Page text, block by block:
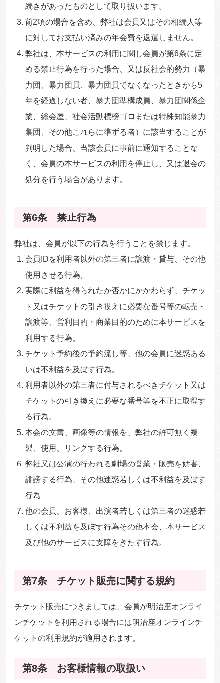
続きがあったものとして取り扱います。
前2項の場合を含め、弊社は会員又はその相続人等
に対してお支払い済みの年会費を返還しません。
弊社は、本サービスの利用に関し会員が第6条に定
める禁止行為を行った場合、又は反社会的勢力（暴
力団、暴力団員、暴力団員でなくなったときから5
年を経過しない者、暴力団準構成員、暴力団関係企
業、総会屋、社会活動標榜ゴロまたは特殊知能暴力
集団、その他これらに準ずる者）に該当することが
判明した場合、当該会員に事前に通知することな
く、会員の本サービスの利用を停止し、又は退会の
処分を行う場合があります。
第6条 禁止行為
弊社は、会員が以下の行為を行うことを禁じます。
会員IDを利用者以外の第三者に譲渡・貸与、その他
使用させる行為。
実際に利益を得られたか否かにかかわらず、チケッ
ト又はチケットの引き換えに必要な番号等の転売・
譲渡等、営利目的・商業目的のために本サービスを
利用する行為。
チケット予約後の予約流し等、他の会員に迷惑ある
いは不利益を及ぼす行為。
利用者以外の第三者に付与されるべきチケット又は
チケットの引き換えに必要な番号等を不正に取得す
る行為。
本会の文書、画像等の情報を、弊社の許可無く複
製、使用、リンクする行為。
弊社又は公演の行われる劇場の営業・販売を妨害、
誹謗する行為、その他迷惑若しくは不利益を及ぼす
行為
他の会員、お客様、出演者若しくは第三者の迷惑若
しくは不利益を及ぼす行為その他本会、本サービス
及び他のサービスに支障をきたす行為。
第7条 チケット販売に関する規約
チケット販売につきましては、会員が明治座オンライ
ンチケットを利用される場合には明治座オンラインチ
ケットの利用規約が適用されます。
第8条 お客様情報の取扱い